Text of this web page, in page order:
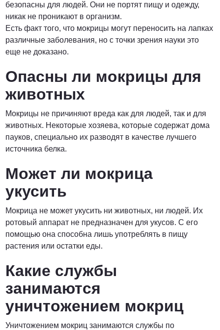
безопасны для людей. Они не портят пищу и одежду,
никак не проникают в организм.
Есть факт того, что мокрицы могут переносить на лапках
различные заболевания, но с точки зрения науки это
еще не доказано.
Опасны ли мокрицы для
животных
Мокрицы не причиняют вреда как для людей, так и для
животных. Некоторые хозяева, которые содержат дома
пауков, специально их разводят в качестве лучшего
источника белка.
Может ли мокрица
укусить
Мокрица не может укусить ни животных, ни людей. Их
ротовый аппарат не предназначен для укусов. С его
помощью она способна лишь употреблять в пищу
растения или остатки еды.
Какие службы
занимаются
уничтожением мокриц
Уничтожением мокриц занимаются службы по